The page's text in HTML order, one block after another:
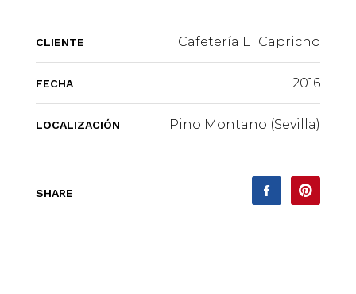
CLIENTE Cafetería El Capricho
FECHA 2016
LOCALIZACIÓN Pino Montano (Sevilla)
SHARE